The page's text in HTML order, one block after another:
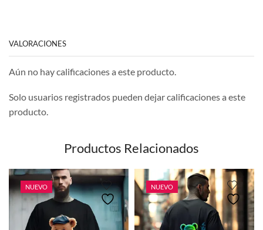
VALORACIONES
Aún no hay calificaciones a este producto.
Solo usuarios registrados pueden dejar calificaciones a este
producto.
Productos Relacionados
NUEVO NUEVO